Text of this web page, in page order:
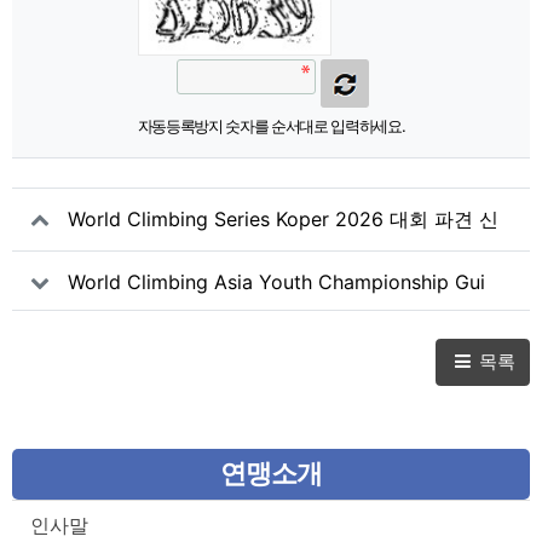
자동등록방지 숫자를 순서대로 입력하세요.
World Climbing Series Koper 2026 대회 파견 신
청
World Climbing Asia Youth Championship Gui
yang 2026 대회 파견 신청
목록
연맹소개
인사말